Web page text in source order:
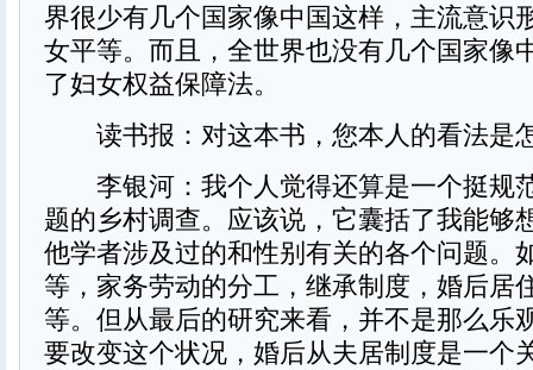
界很少有几个国家像中国这样，主流意识
女平等。而且，全世界也没有几个国家像
了妇女权益保障法。
读书报：对这本书，您本人的看法是
李银河：我个人觉得还算是一个挺规
题的乡村调查。应该说，它囊括了我能够
他学者涉及过的和性别有关的各个问题。
等，家务劳动的分工，继承制度，婚后居
等。但从最后的研究来看，并不是那么乐
要改变这个状况，婚后从夫居制度是一个